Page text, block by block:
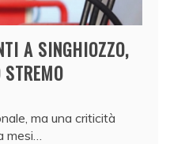
A SINGHIOZZO,
ma una criticità